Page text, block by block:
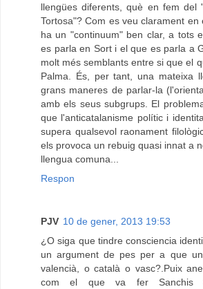
llengües diferents, què en fem del
Tortosa"? Com es veu clarament en
ha un "continuum" ben clar, a tots
es parla en Sort i el que es parla a
molt més semblants entre si que el
Palma. És, per tant, una mateixa
grans maneres de parlar-la
amb els seus subgrups. El
que l'anticatalanisme polític i
supera qualsevol raonament
els provoca un rebuig quasi innat a
llengua comuna...
Respon
PJV 10 de gener, 2013 19:53
¿O siga que tindre consciencia
un argument de pes per a que
valencià, o català o vasc?.Puix
com el que va fer Sanchis